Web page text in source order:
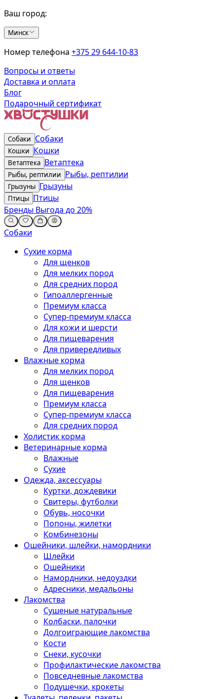
Ваш город:
Минск
Номер телефона +375 29 644-10-83
Вопросы и ответы
Доставка и оплата
Блог
Подарочный сертификат
Собаки Собаки
Кошки Кошки
Ветаптека Ветаптека
Рыбы, рептилии Рыбы, рептилии
Грызуны Грызуны
Птицы Птицы
Бренды Выгода до 20%
Собаки
Сухие корма
Для щенков
Для мелких пород
Для средних пород
Гипоаллергенные
Премиум класса
Супер-премиум класса
Для кожи и шерсти
Для пищеварения
Для привередливых
Влажные корма
Для мелких пород
Для щенков
Для пищеварения
Премиум класса
Супер-премиум класса
Для средних пород
Холистик корма
Ветеринарные корма
Влажные
Сухие
Одежда, аксессуары
Куртки, дождевики
Свитеры, футболки
Обувь, носочки
Попоны, жилетки
Комбинезоны
Ошейники, шлейки, намордники
Шлейки
Ошейники
Намордники, недоуздки
Адресники, медальоны
Лакомства
Сушеные натуральные
Колбаски, палочки
Долгоиграющие лакомства
Кости
Снеки, кусочки
Профилактические лакомства
Повседневные лакомства
Подушечки, крокеты